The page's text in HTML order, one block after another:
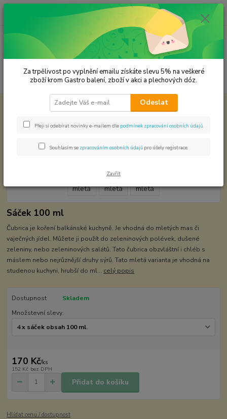
Menu
Hledat
ks
za 0,00 Kč
Koření od Samuela podle způsobu použití Čubrica mletá
Čubrica mletá
Sáček 100 ml
Čubrica je koření balkánské kuchyně. Je vhodná do mletých mas či
vaječných jídel. Můžete ji použít do zeleninových polévek, dušené
zeleniny, nebo zeleninových salátů. Tato čubrica obzvláštní i chléb s
máslem nebo nejrůznější druhy sýrů. Tato mletá varianta je vhodná na
studenou kuchyni, hrubší do ml... celý popis
Dostupnost
Skladem
Množstevní slevy:
170 Kč/ks
152 Kč bez DPH
Přidat do košíku
Hlídat cenu / dostupnost
Za trpělivost po vyplnění emailu získáte slevu 5% na veškeré
zboží krom Gastro balení, zboží v akci a plechových dóz.
Odeslat
Přeji si odebírat novinky e-mailem dle podmínek zpracování osobních údajů
Souhlasím se zpracováním osobních údajů pro účely registrace.
Zavřít